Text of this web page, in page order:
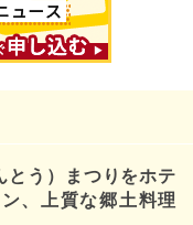
とう）まつりをホテ
、上質な郷土料理